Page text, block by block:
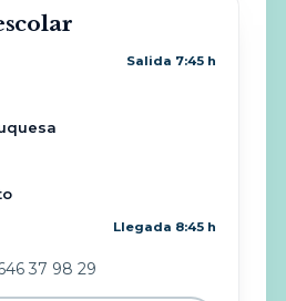
Salida 7:45 h
Llegada 8:45 h
37 98 29